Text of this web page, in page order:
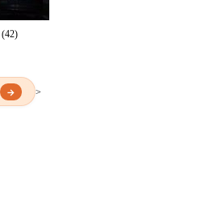
(42)
→ >